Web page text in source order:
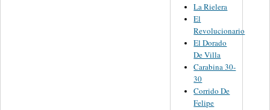
La Rielera
El
Revolucionario
El Dorado
De Villa
Carabina 30-
30
Corrido De
Felipe